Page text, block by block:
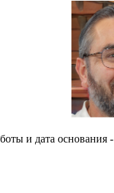
и дата основания -